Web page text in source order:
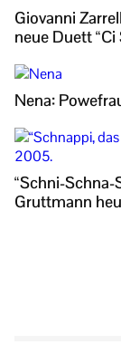
Giovanni
neue Duett “Ci
Nena:
“Schni-Schna-
Gruttmann